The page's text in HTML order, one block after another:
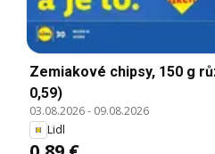
Zemiakové chipsy, 150 g
0,59)
03.08.2026- 09.08.2026
Lidl